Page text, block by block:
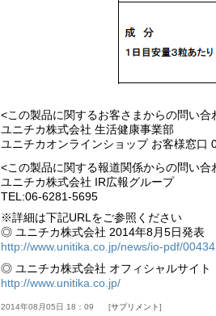
<この製品に関するお客さまからの問い合
ユニチカ株式会社 生活健康事業部
ユニチカオンラインショップ お客様窓口
<この製品に関する報道関係からの問い合
ユニチカ株式会社 IR広報グループ
TEL:06-6281-5695
※詳細は下記URLをご参照ください
◎ ユニチカ株式会社 2014年8月5日発表
http://www.unitika.co.jp/news/io-pdf/
◎ ユニチカ株式会社 オフィシャルサイト
http://www.unitika.co.jp/
2014年08月05日 18：09 サプリメント